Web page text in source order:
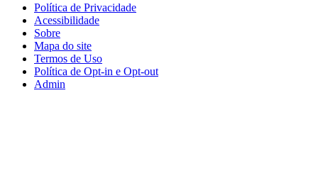
Política de Privacidade
Acessibilidade
Sobre
Mapa do site
Termos de Uso
Política de Opt-in e Opt-out
Admin